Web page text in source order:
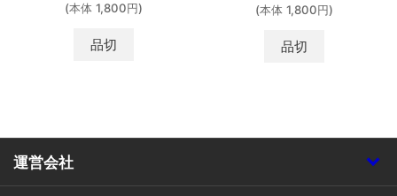
(本体 1,800円)
品切
(本体 1,800円)
品切
運営会社